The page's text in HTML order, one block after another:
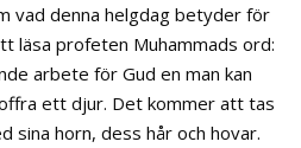
vad denna helgdag betyder för
läsa profeten Muhammads ord:
arbete för Gud en man kan
ett djur. Det kommer att tas
sina horn, dess hår och hovar.